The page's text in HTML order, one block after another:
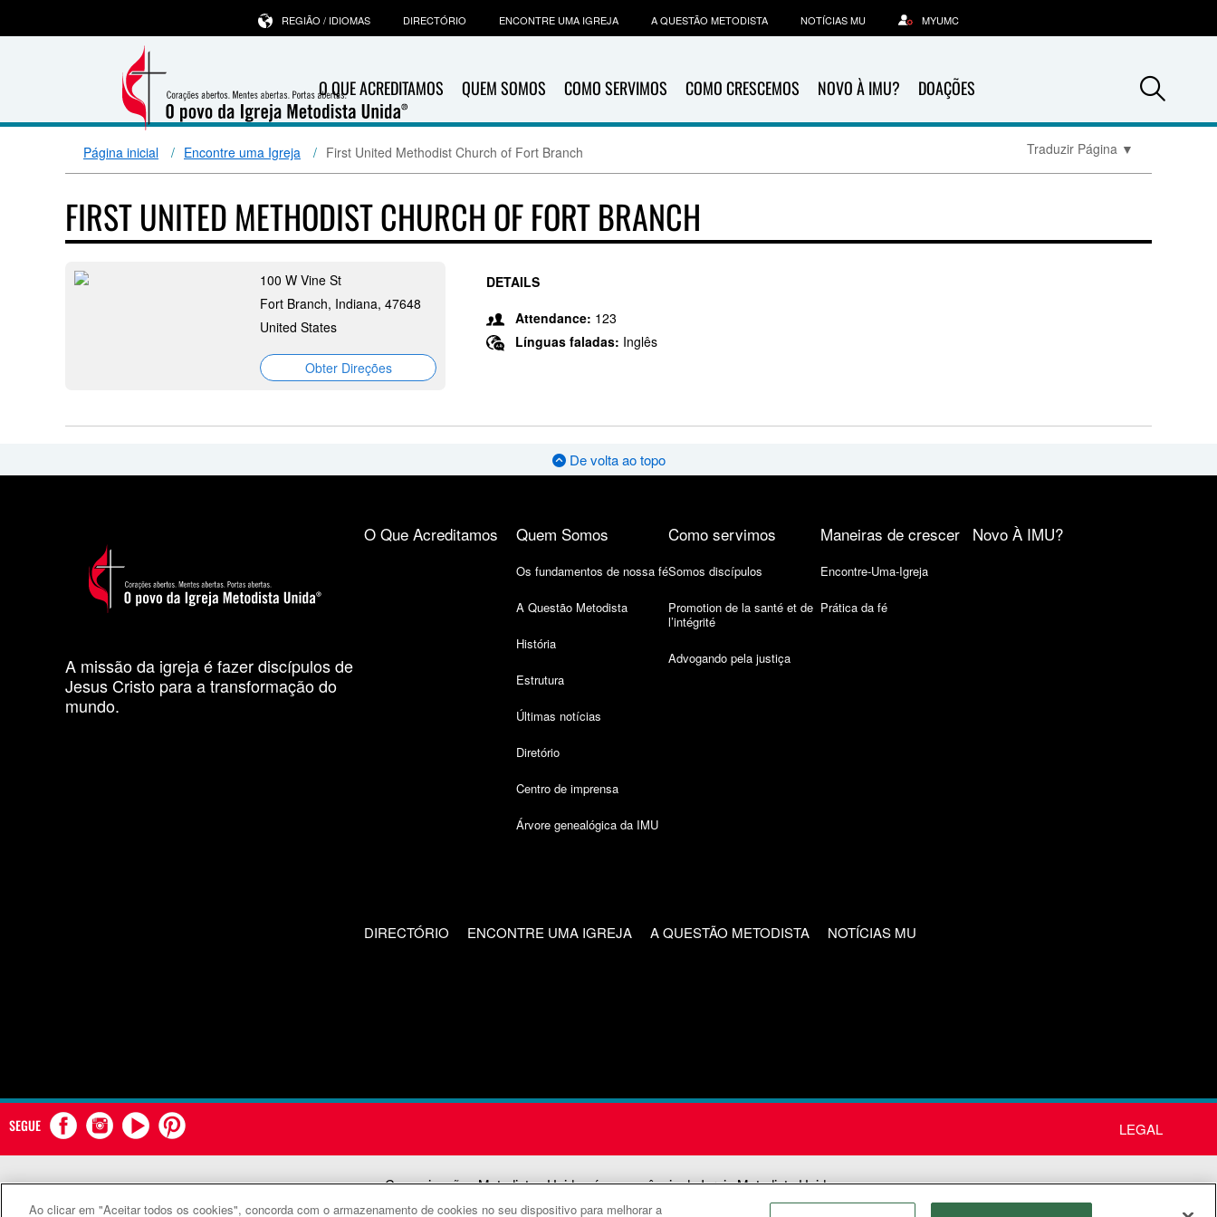
O QUE ACREDITAMOS QUEM SOMOS COMO SERVIMOS COMO CRESCEMOS NOVO À IMU? DOAÇÕES
REGIÃO / IDIOMAS DIRECTÓRIO ENCONTRE UMA IGREJA A QUESTÃO METODISTA NOTÍCIAS MU MYUMC
Página inicial Encontre uma Igreja First United Methodist Church of Fort Branch Traduzir Página ▼
FIRST UNITED METHODIST CHURCH OF FORT BRANCH
100 W Vine St
Fort Branch, Indiana, 47648
United States
Obter Direções
DETAILS
Attendance: 123
Línguas faladas: Inglês
De volta ao topo
A missão da igreja é fazer discípulos de
Jesus Cristo para a transformação do
mundo.
O Que Acreditamos Quem Somos
Os fundamentos de nossa fé
A Questão Metodista
História
Estrutura
Últimas notícias
Diretório
Centro de imprensa
Árvore genealógica da IMU
Como servimos
Somos discípulos
Promotion de la santé et de
l’intégrité
Advogando pela justiça
Maneiras de crescer
Encontre-Uma-Igreja
Prática da fé
Novo À IMU?
DIRECTÓRIO ENCONTRE UMA IGREJA A QUESTÃO METODISTA NOTÍCIAS MU
SEGUE LEGAL
Comunicações Metodistas Unidas é uma agência da Igreja Metodista Unida
©2026Comunicações Metodistas Unidas. Todos os direitos reservados
Ao clicar em "Aceitar todos os cookies", concorda com o armazenamento de cookies no seu dispositivo para melhorar a